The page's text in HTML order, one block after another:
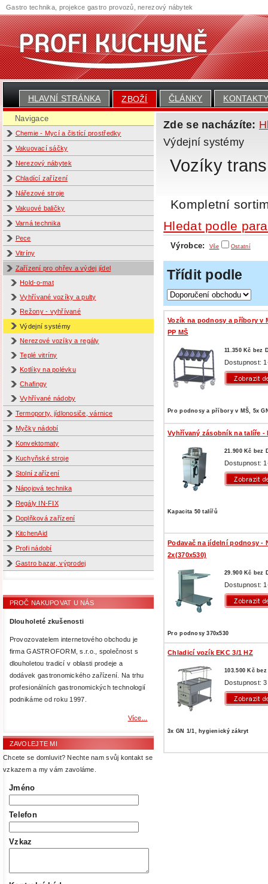
HLAVNÍ STRÁNKA ZBOŽÍ ČLÁNKY
Navigace
Chemie - Mycí a čistící prostředky
Vakuovací sáčky
Nerezový nábytek
Chladící zařízení
Nářezové stroje
Vakuové baličky
Varná technika
Pece
Vitríny
Zařízení pro ohřev a výdej jídel
Hold-o-mat
Vyhřívané vozíky a pulty
Režony - vyhřívané
Výdejní systémy
Nerezové vozíky a regály
Teplé vitríny
Kotlíky na polévku
Chafingy
Vyhřívané nádoby
Termoporty, jídlonosiče, várnice
Myčky nádobí
Konvektomaty
Kuchyňské stroje
Stolní zařízení
Nápojová technika
Regály IN-FIX
Doplňková zařízení
KitchenAid
Profi nádobí
Gastro bazar, výprodej
PROČ NAKUPOVAT U NÁS
Dlouholeté zkušenosti
Provozovatelem internetového obchodu je
firma GASTROFORM, s.r.o., společnost s
dlouholetou tradicí v oblasti prodeje a
dodávek gastronomického zařízení. Na trhu
profesionálních gastronomických technologií
podnikáme od roku 1997.
Více...
ZAVOLEJTE MI
Chcete se domluvit? Nechte nam svůj kontakt se
vzkazem a my vám zavoláme.
Jméno
Telefon
Vzkaz
Zde se nacházíte:
Výdejní systémy
Vozíky
Kompletní
Hledat podle
Výrobce: Vše Ostatní
Třídit podle
Vozík na podnosy a příbory v
PP MŠ
11.350 Kč bez
Dostupnost:
Pro podnosy a příbory v MŠ, 5x
Vyhřívaný zásobník na talíře -
21.900 Kč bez
Dostupnost:
Kapacita 50 talířů
Podavač na jídelní podnosy -
2x(370x530)
29.900 Kč bez
Dostupnost:
Pro podnosy 370x530
Chladicí vozík EKC 3/1 HZ
103.500 Kč bez
Dostupnost:
3x GN 1/1, hygienický zákryt
Gastro technika, projekce gastro provozů, nerezový nábytek